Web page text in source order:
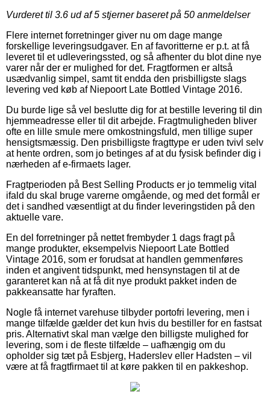
Vurderet til 3.6 ud af 5 stjerner baseret på 50 anmeldelser
Flere internet forretninger giver nu om dage mange
forskellige leveringsudgaver. En af favoritterne er p.t. at få
leveret til et udleveringssted, og så afhenter du blot dine nye
varer når der er mulighed for det. Fragtformen er altså
usædvanlig simpel, samt tit endda den prisbilligste slags
levering ved køb af Niepoort Late Bottled Vintage 2016.
Du burde lige så vel beslutte dig for at bestille levering til din
hjemmeadresse eller til dit arbejde. Fragtmuligheden bliver
ofte en lille smule mere omkostningsfuld, men tillige super
hensigtsmæssig. Den prisbilligste fragttype er uden tvivl selv
at hente ordren, som jo betinges af at du fysisk befinder dig i
nærheden af e-firmaets lager.
Fragtperioden på Best Selling Products er jo temmelig vital
ifald du skal bruge varerne omgående, og med det formål er
det i sandhed væsentligt at du finder leveringstiden på den
aktuelle vare.
En del forretninger på nettet frembyder 1 dags fragt på
mange produkter, eksempelvis Niepoort Late Bottled
Vintage 2016, som er forudsat at handlen gemmenføres
inden et angivent tidspunkt, med hensynstagen til at de
garanteret kan nå at få dit nye produkt pakket inden de
pakkeansatte har fyraften.
Nogle få internet varehuse tilbyder portofri levering, men i
mange tilfælde gælder det kun hvis du bestiller for en fastsat
pris. Alternativt skal man vælge den billigste mulighed for
levering, som i de fleste tilfælde – uafhængig om du
opholder sig tæt på Esbjerg, Haderslev eller Hadsten – vil
være at få fragtfirmaet til at køre pakken til en pakkeshop.